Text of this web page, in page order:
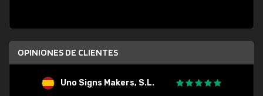
OPINIONES DE CLIENTES
Uno Signs Makers, S.L.